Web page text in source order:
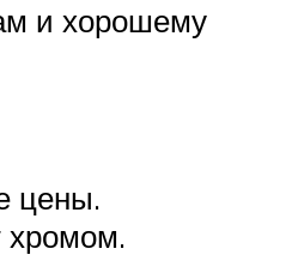
и хорошему
цены.
хромом.